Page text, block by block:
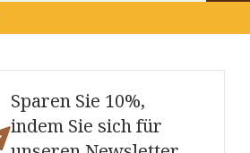
Sparen Sie 10%,
indem Sie sich für